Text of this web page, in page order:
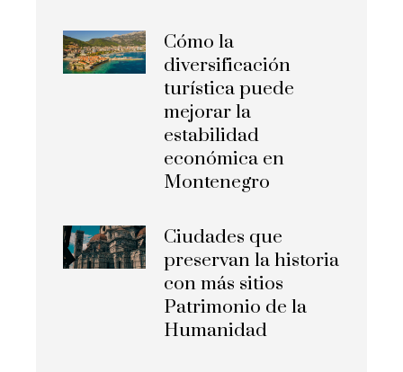
Cómo la
diversificación
turística puede
mejorar la
estabilidad
económica en
Montenegro
Ciudades que
preservan la historia
con más sitios
Patrimonio de la
Humanidad